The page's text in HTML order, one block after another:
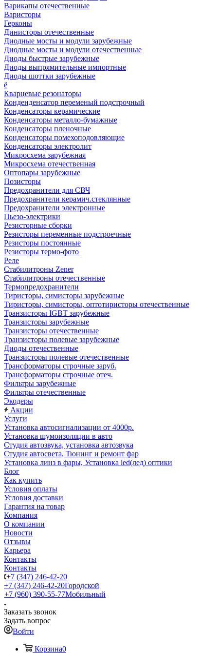
Варикапы отечественные
Варисторы
Герконы
Динисторы отечественные
Диодные мосты и модули зарубежные
Диодные мосты и модули отечественные
Диоды быстрые зарубежные
Диоды выпрямительные импортные
Диоды шоттки зарубежные
ё
Кварцевые резонаторы
Конденденсатор переменый подстрочный
Конденсаторы керамические
Конденсаторы металло-бумажные
Конденсаторы пленочные
Конденсаторы помехоподовляющие
Конденсаторы электролит
Микросхема зарубежная
Микросхема отечественная
Оптопары зарубежные
Позисторы
Предохранители для СВЧ
Предохранители керамич.стеклянные
Предохранители электронные
Пьезо-электрики
Резисторные сборки
Резисторы переменные подстроечные
Резисторы постоянные
Резисторы термо-фото
Реле
Стабилитроны Zener
Стабилитроны отечественные
Термопредохранители
Тиристоры, симисторы зарубежные
Тиристоры, симисторы, оптотиристоры отечественные
Транзисторы IGBT зарубежные
Транзисторы зарубежные
Транзисторы отечественные
Транзисторы полевые зарубежные
Диоды отечественные
Транзисторы полевые отечественные
Трансформаторы строчные заруб.
Трансформаторы строчные отеч.
Фильтры зарубежные
Фильтры отечественные
Экодеры
Акции
Услуги
Установка автосигнализации от 4000р.
Установка шумоизоляции в авто
Студия автозвука, установка автозвука
Студия автосвета, Тюнинг и ремонт фар
Установка линз в фары, Установка led(лед) оптики
Блог
Как купить
Условия оплаты
Условия доставки
Гарантия на товар
Компания
О компании
Новости
Отзывы
Карьера
Контакты
Контакты
+7 (347) 246-42-20
+7 (347) 246-42-20Городской
+7 (960) 390-55-77Мобильный
Заказать звонок
Задать вопрос
Войти
Корзина0